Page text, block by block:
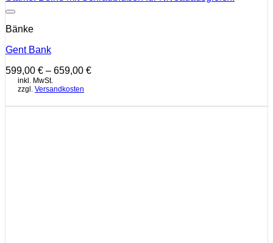
Bänke
Gent Bank
599,00 € – 659,00 €
inkl. MwSt.
zzgl. Versandkosten